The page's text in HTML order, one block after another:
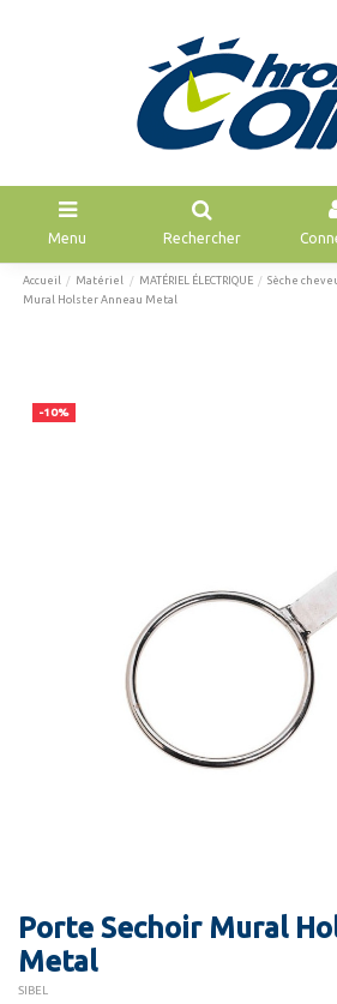
Menu Rechercher
Accueil Matériel MATÉRIEL ÉLECTRIQUE Sèche
Mural Holster Anneau Metal
-10%
Porte Sechoir Mural
Metal
SIBEL